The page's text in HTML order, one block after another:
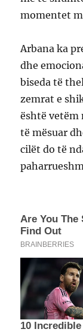
momentet
Arbana ka
dhe
biseda të
zemrat e
është vetëm
të mësuar
cilët do të